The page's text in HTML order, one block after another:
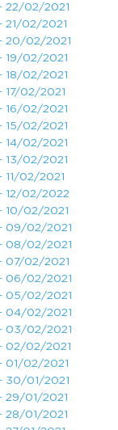
22/02/2021
21/02/2021
20/02/2021
19/02/2021
18/02/2021
17/02/2021
16/02/2021
15/02/2021
14/02/2021
13/02/2021
11/02/2021
12/02/2022
10/02/2021
09/02/2021
08/02/2021
07/02/2021
06/02/2021
05/02/2021
04/02/2021
03/02/2021
02/02/2021
01/02/2021
30/01/2021
29/01/2021
28/01/2021